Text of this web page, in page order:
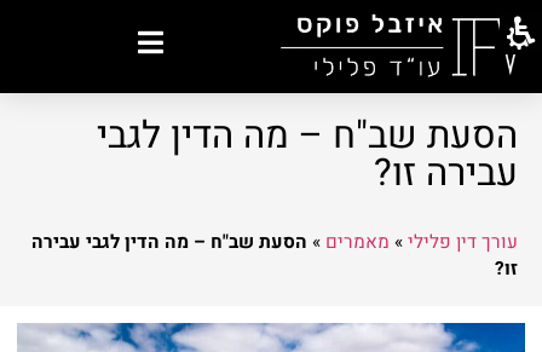
הסעת שב"ח – מה הדין לגבי
עבירה זו?
עורך דין פלילי» מאמרים » הסעת שב"ח – מה הדין לגבי עבירה
זו?